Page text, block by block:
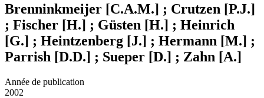
Brenninkmeijer [C.A.M.] ; Crutzen [P.J.]
; Fischer [H.] ; Güsten [H.] ; Heinrich
[G.] ; Heintzenberg [J.] ; Hermann [M.] ;
Parrish [D.D.] ; Sueper [D.] ; Zahn [A.]
Année de publication
2002